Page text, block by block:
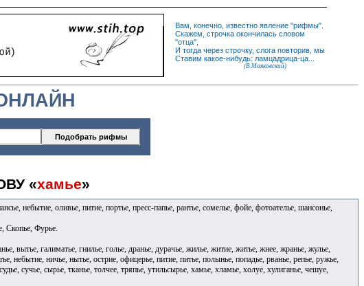
Вам, конечно, известно явление "рифмы".
Скажем, строчка окончилась словом
"отца",
И тогда через строчку, слога повторив, мы
Ставим какое-нибудь: ламцадрица-ца...
(В.Маяковский)
«хамье»
небытие, оливье, питие, портье, пресс-папье, рантье, сомелье, фойе, фотоателье, шансонье,
Скопье, Фурье.
вытье, галиматье, гнилье, голье, дранье, дурачье, жилье, житие, житье, жнее, жранье, жулье,
небытие, ничье, нытье, острие, офицерье, питие, питье, полынье, попадье, рванье, репье, ружье,
сучье, сырье, тканье, толчее, тряпье, утильсырье, хамье, хламье, холуе, хулиганье, чешуе,